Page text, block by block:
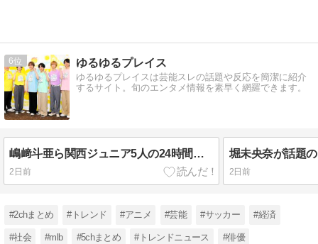
6 ゆるゆるプレイス
ゆるゆるプレイスは芸能スレの話題や反応を簡潔に紹介
するサイト。旬のエンタメ情報を素早く網羅できます。
嶋﨑斗亜ら関西ジュニア5人の24時間テレビ大抜擢とチャリTシャツ姿の最新姿にファン大騒然！
2日前 2日前
#2chまとめ #トレンド #アニメ #芸能 #サッカー #経済
#社会 #mlb #5chまとめ #トレンドニュース #俳優